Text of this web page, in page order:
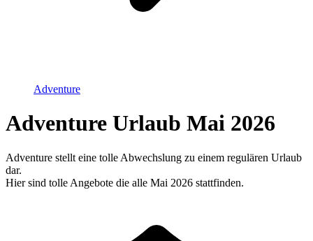
Adventure
Adventure Urlaub Mai 2026
Adventure stellt eine tolle Abwechslung zu einem regulären Urlaub
dar.
Hier sind tolle Angebote die alle Mai 2026 stattfinden.